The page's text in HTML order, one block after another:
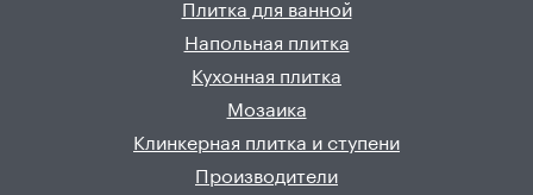
Плитка для ванной
Напольная плитка
Кухонная плитка
Мозаика
Клинкерная плитка и ступени
Производители